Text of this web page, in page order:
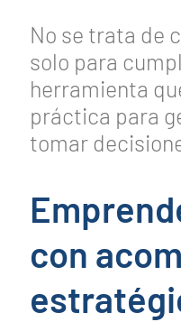
No se trata de
solo para
herramienta
práctica para
tomar
con